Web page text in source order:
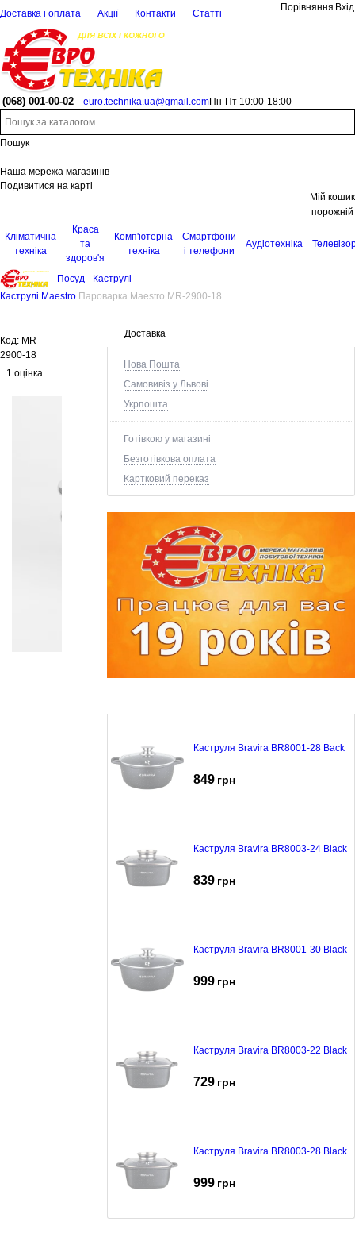
Доставка і оплата Акції Контакти Статті
Порівняння Вхід
(068) 001-00-02 euro.technika.ua@gmail.comПн-Пт 10:00-18:00
Пошук
Наша мережа магазинів
Подивитися на карті
Мій кошик
порожній
Кліматична
техніка
Краса
та
здоров'я
Комп'ютерна
техніка
Смартфони
і телефони
Аудіотехніка
Посуд
Каструлі
Каструлі Maestro Пароварка Maestro MR-2900-18
Доставка
Нова Пошта
Самовивіз у Львові
Укрпошта
Готівкою у магазині
Безготівкова оплата
Картковий переказ
Каструля Bravira BR8001-28 Back
849 грн
Каструля Bravira BR8003-24 Black
839 грн
Каструля Bravira BR8001-30 Black
999 грн
Каструля Bravira BR8003-22 Black
729 грн
Каструля Bravira BR8003-28 Black
999 грн
Код: MR-
2900-18
1 оцінка